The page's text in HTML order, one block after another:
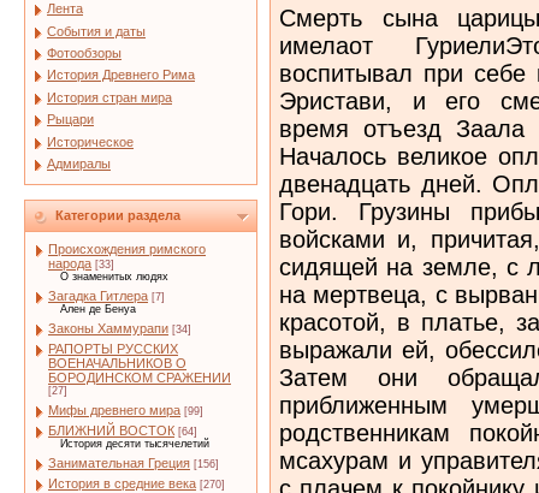
Лента
События и даты
Фотообзоры
История Древнего Рима
История стран мира
Рыцари
Историческое
Адмиралы
Категории раздела
Происхождения римского
народа [33]
О знаменитых людях
Загадка Гитлера [7]
Ален де Бенуа
Законы Хаммурапи [34]
РАПОРТЫ РУССКИХ
ВОЕНАЧАЛЬНИКОВ О
БОРОДИНСКОМ СРАЖЕНИИ
[27]
Мифы древнего мира [99]
БЛИЖНИЙ ВОСТОК [64]
История десяти тысячелетий
Занимательная Греция [156]
История в средние века [270]
Смерть сына
имелаот
воспитывал при
Эристави, и его
время отъезд
Началось великое
двенадцать дней.
Гори. Грузины
войсками и,
сидящей на земле, с
на мертвеца, с
красотой, в платье,
выражали ей,
Затем они
приближенным
родственникам
мсахурам и